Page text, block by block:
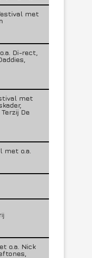
met
Di-rect,
met
De
met o.a.
o.a. Nick